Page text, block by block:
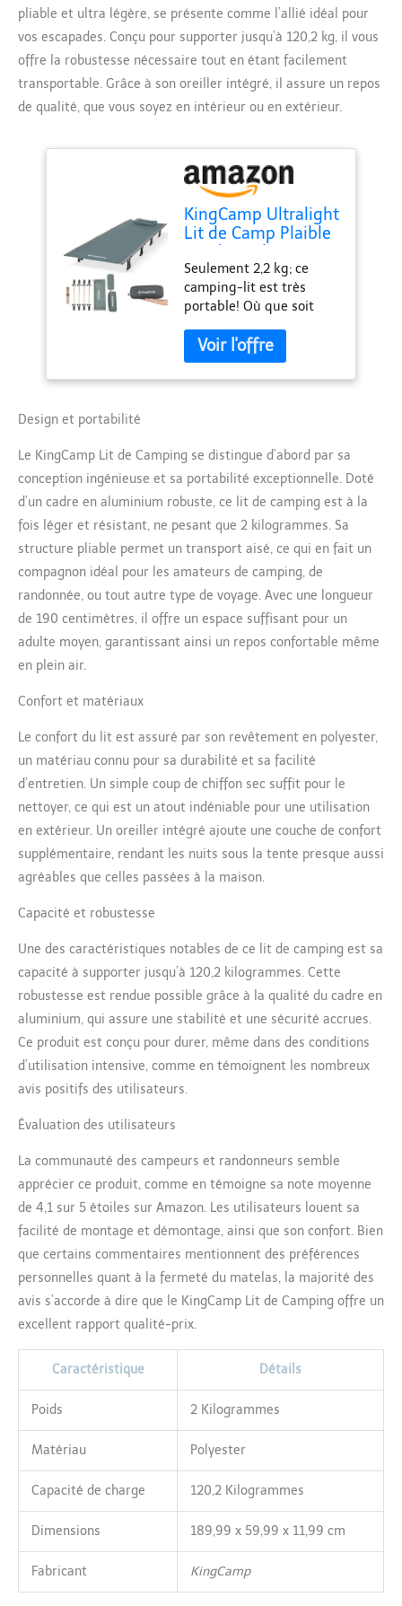
pliable et ultra légère, se présente comme l’allié idéal pour
vos escapades. Conçu pour supporter jusqu’à 120,2 kg, il vous
offre la robustesse nécessaire tout en étant facilement
transportable. Grâce à son oreiller intégré, il assure un repos
de qualité, que vous soyez en intérieur ou en extérieur.
KingCamp Ultralight
Lit de Camp Plaible
Capacité 120 kg
190×64×28 cm
Intérieur et
Extérieur
Randonnée
Seulement 2,2 kg; ce
camping-lit est très
portable! Où que soit
camp ultraléger
intelligent peut être
rangé et transporté
transport, ce lit de
camping peut être
transporté rapidement
et facilement. Idéal pour
les activités de plein air.
Ce lit d'extérieur
polyvalent pour adultes
peut être utilisé à
plusieurs reprises! Que
ce soit à la plage, en
camping avec les
design industriel
mondialement reconnu
Compasso D’oro. Grâce à
intelligente et de haute
qualité, ce lit de camp
satisfera toutes vos
exigences. Taille: 190 ×
de chargement: 120 kg.
Design et portabilité
Le KingCamp Lit de Camping se distingue d’abord par sa
conception ingénieuse et sa portabilité exceptionnelle. Doté
d’un cadre en aluminium robuste, ce lit de camping est à la
fois léger et résistant, ne pesant que 2 kilogrammes. Sa
structure pliable permet un transport aisé, ce qui en fait un
compagnon idéal pour les amateurs de camping, de
randonnée, ou tout autre type de voyage. Avec une longueur
de 190 centimètres, il offre un espace suffisant pour un
adulte moyen, garantissant ainsi un repos confortable même
en plein air.
Confort et matériaux
Le confort du lit est assuré par son revêtement en polyester,
un matériau connu pour sa durabilité et sa facilité
d’entretien. Un simple coup de chiffon sec suffit pour le
nettoyer, ce qui est un atout indéniable pour une utilisation
en extérieur. Un oreiller intégré ajoute une couche de confort
supplémentaire, rendant les nuits sous la tente presque aussi
agréables que celles passées à la maison.
Capacité et robustesse
Une des caractéristiques notables de ce lit de camping est sa
capacité à supporter jusqu’à 120,2 kilogrammes. Cette
robustesse est rendue possible grâce à la qualité du cadre en
aluminium, qui assure une stabilité et une sécurité accrues.
Ce produit est conçu pour durer, même dans des conditions
d’utilisation intensive, comme en témoignent les nombreux
avis positifs des utilisateurs.
Évaluation des utilisateurs
La communauté des campeurs et randonneurs semble
apprécier ce produit, comme en témoigne sa note moyenne
de 4,1 sur 5 étoiles sur Amazon. Les utilisateurs louent sa
facilité de montage et démontage, ainsi que son confort. Bien
que certains commentaires mentionnent des préférences
personnelles quant à la fermeté du matelas, la majorité des
avis s’accorde à dire que le KingCamp Lit de Camping offre un
excellent rapport qualité-prix.
Caractéristique Détails
Poids 2 Kilogrammes
Matériau Polyester
Capacité de charge 120,2 Kilogrammes
Dimensions 189,99 x 59,99 x 11,99 cm
Fabricant KingCamp